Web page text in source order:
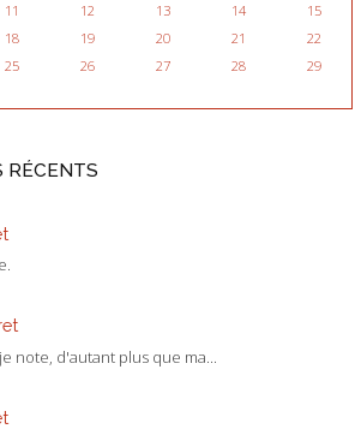
11 12 13 14
15
18 19 20 21
22
25 26 27 28
29
RÉCENTS
note, d'autant plus que ma...